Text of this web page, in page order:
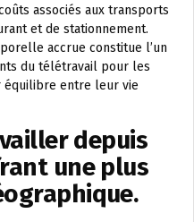
associés aux transports
et de stationnement.
accrue constitue l’un
du télétravail pour les
équilibre entre leur vie
depuis
une plus